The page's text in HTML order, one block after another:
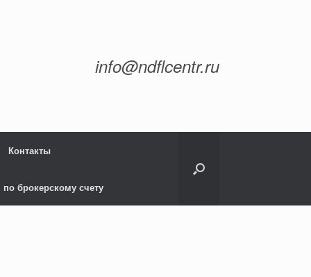
info@ndflcentr.ru
Контакты
брокерскому счету